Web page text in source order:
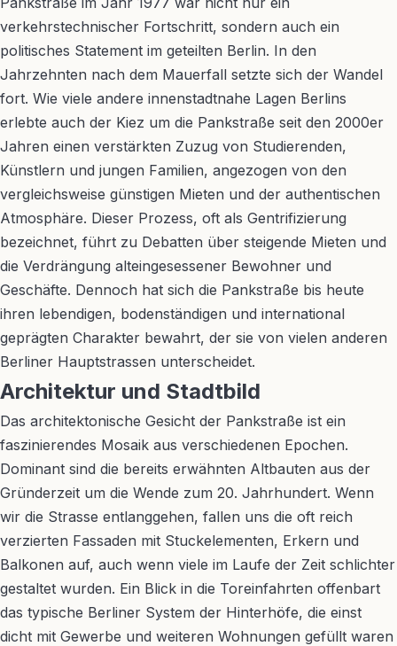
verkehrstechnischer Fortschritt, sondern auch ein
politisches Statement im geteilten Berlin. In den
Jahrzehnten nach dem Mauerfall setzte sich der Wandel
fort. Wie viele andere innenstadtnahe Lagen Berlins
erlebte auch der Kiez um die Pankstraße seit den 2000er
Jahren einen verstärkten Zuzug von Studierenden,
Künstlern und jungen Familien, angezogen von den
vergleichsweise günstigen Mieten und der authentischen
Atmosphäre. Dieser Prozess, oft als Gentrifizierung
bezeichnet, führt zu Debatten über steigende Mieten und
die Verdrängung alteingesessener Bewohner und
Geschäfte. Dennoch hat sich die Pankstraße bis heute
ihren lebendigen, bodenständigen und international
geprägten Charakter bewahrt, der sie von vielen anderen
Berliner Hauptstrassen unterscheidet.
Architektur und Stadtbild
Das architektonische Gesicht der Pankstraße ist ein
faszinierendes Mosaik aus verschiedenen Epochen.
Dominant sind die bereits erwähnten Altbauten aus der
Gründerzeit um die Wende zum 20. Jahrhundert. Wenn
wir die Strasse entlanggehen, fallen uns die oft reich
verzierten Fassaden mit Stuckelementen, Erkern und
Balkonen auf, auch wenn viele im Laufe der Zeit schlichter
gestaltet wurden. Ein Blick in die Toreinfahrten offenbart
das typische Berliner System der Hinterhöfe, die einst
dicht mit Gewerbe und weiteren Wohnungen gefüllt waren